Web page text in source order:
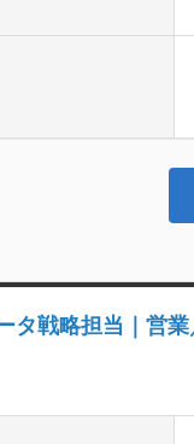
タ戦略担当｜営